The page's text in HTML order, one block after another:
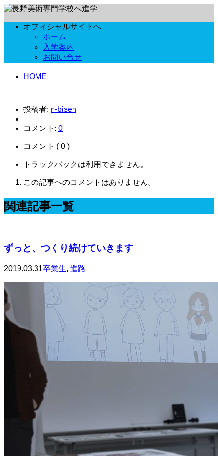
オフィシャルサイトへ
ホーム
入学案内
お問い合せ
HOME
投稿者: n-bisen
コメント: 0
コメント ( 0 )
トラックバックは利用できません。
この記事へのコメントはありません。
関連記事一覧
ずっと、つくり続けていきます
2019.03.31卒業生, 進路